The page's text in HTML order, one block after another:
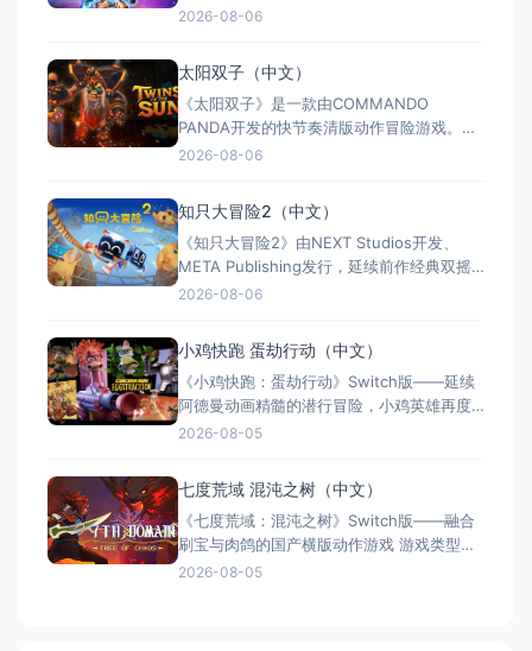
违17年的正统续作。Switch及Switch 2双平
的高速3D格斗为核心，支持体感操控与全区
中文，融合故事、竞技与创作多种模式。
2026-08-06
太阳双子（中文）
《太阳双子》是一款由COMMANDO
PANDA开发的快节奏清版动作冒险游戏。双
胞胎兄弟为拯救被掳走的妹妹，踏上横跨荒
佳选择；25个手工关卡、史诗头目战与即时
强化系统带来丰富体验。全区中文支持，容
量仅1GB，Switch/S
2026-08-06
知只大冒险2（中文）
《知只大冒险2》由NEXT Studios开发、
META Publishing发行，延续前作经典双摇
杆控制双腿的玩法，首次支持最多4人联机合
持跨平台联机与全区中文，2025年11月5日
全平台发售，Switch港服约73
2026-08-06
小鸡快跑 蛋劫行动（中文）
《小鸡快跑：蛋劫行动》Switch版——延续
阿德曼动画精髓的潜行冒险，小鸡英雄再度
集结 游戏类型：动作冒险类（潜行 × 动作平
定名） 港台名称：落跑雞：蛋劫行動（官方
繁体中文定名） 美国名称：Chicke
2026-08-05
七度荒域 混沌之树（中文）
《七度荒域：混沌之树》Switch版——融合
刷宝与肉鸽的国产横版动作游戏 游戏类型：
动作冒险类（2D横版动作 × Roguelike × 类
2026-08-05